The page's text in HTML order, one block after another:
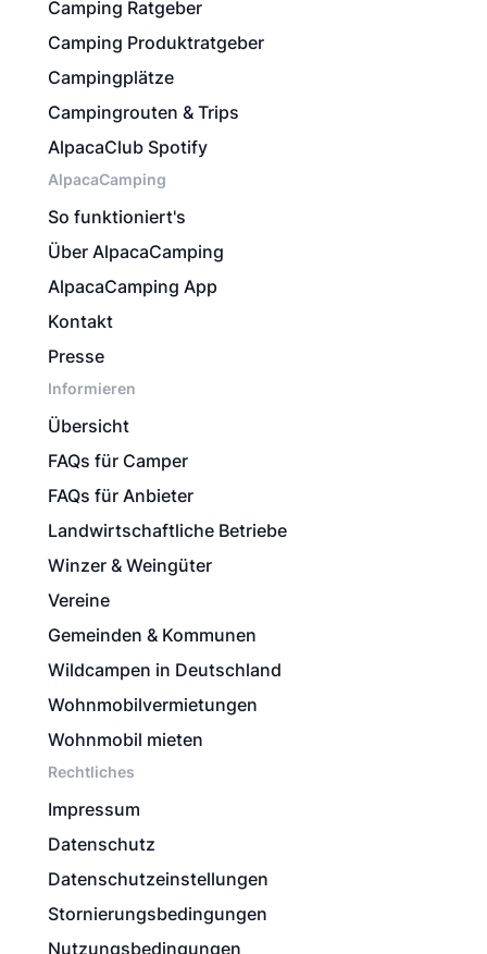
Camping Ratgeber
Camping Produktratgeber
Campingplätze
Campingrouten & Trips
AlpacaClub Spotify
AlpacaCamping
So funktioniert's
Über AlpacaCamping
AlpacaCamping App
Kontakt
Presse
Informieren
Übersicht
FAQs für Camper
FAQs für Anbieter
Landwirtschaftliche Betriebe
Winzer & Weingüter
Vereine
Gemeinden & Kommunen
Wildcampen in Deutschland
Wohnmobilvermietungen
Wohnmobil mieten
Rechtliches
Impressum
Datenschutz
Datenschutzeinstellungen
Stornierungsbedingungen
Nutzungsbedingungen